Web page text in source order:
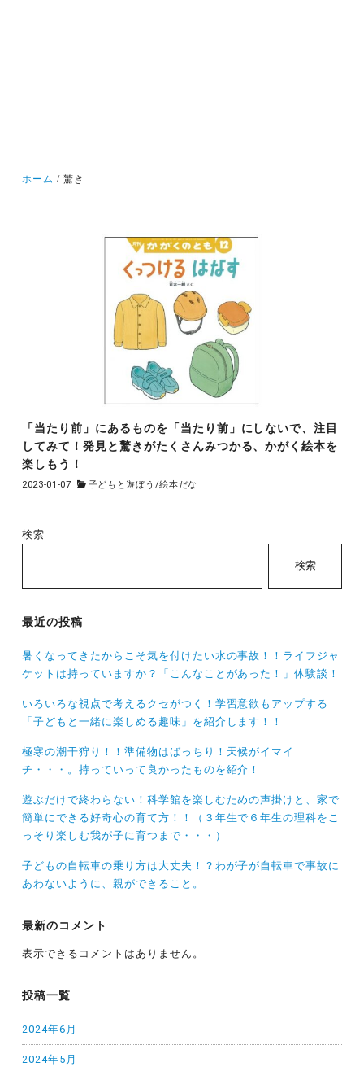
ホーム 驚き
「当たり前」にあるものを「当たり前」にしないで、注目
してみて！発見と驚きがたくさんみつかる、かがく絵本を
楽しもう！
2023-01-07 子どもと遊ぼう /絵本だな
検索
検索
最近の投稿
暑くなってきたからこそ気を付けたい水の事故！！ライフジャ
ケットは持っていますか？「こんなことがあった！」体験談！
いろいろな視点で考えるクセがつく！学習意欲もアップする
「子どもと一緒に楽しめる趣味」を紹介します！！
極寒の潮干狩り！！準備物はばっちり！天候がイマイ
チ・・・。持っていって良かったものを紹介！
遊ぶだけで終わらない！科学館を楽しむための声掛けと、家で
簡単にできる好奇心の育て方！！（３年生で６年生の理科をこ
っそり楽しむ我が子に育つまで・・・）
子どもの自転車の乗り方は大丈夫！？わが子が自転車で事故に
あわないように、親ができること。
最新のコメント
表示できるコメントはありません。
投稿一覧
2024年6月
2024年5月